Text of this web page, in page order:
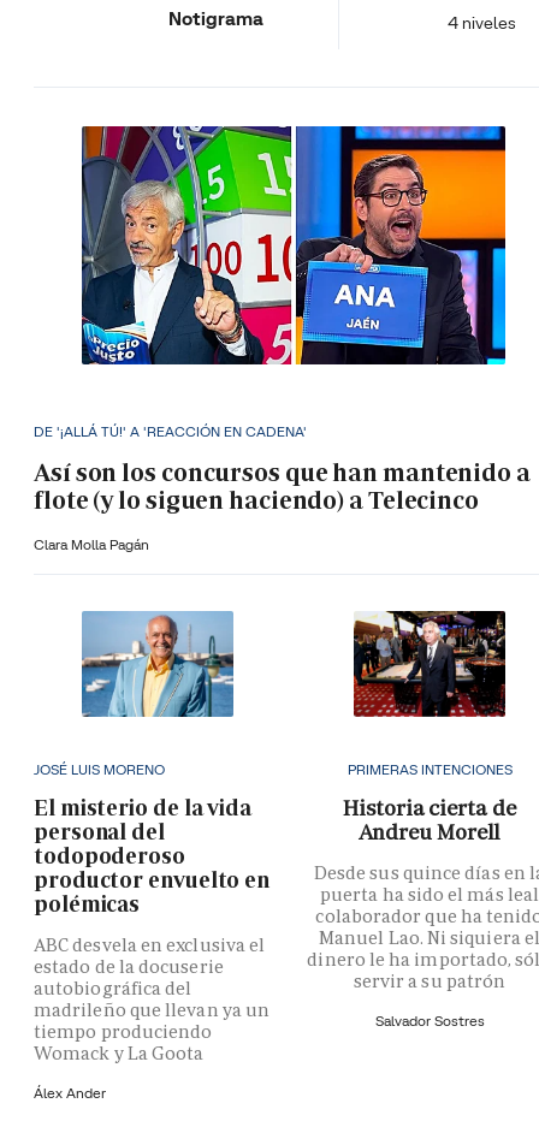
Notigrama 4 niveles
DE '¡ALLÁ TÚ!' A 'REACCIÓN EN CADENA'
Así son los concursos que han mantenido a
flote (y lo siguen haciendo) a Telecinco
Clara Molla Pagán
JOSÉ LUIS MORENO
El misterio de la vida
personal del
todopoderoso
productor envuelto en
polémicas
ABC desvela en exclusiva el
estado de la docuserie
autobiográfica del
madrileño que llevan ya un
tiempo produciendo
Womack y La Goota
Álex Ander
PRIMERAS INTENCIONES
Historia cierta de
Andreu Morell
Desde sus quince días en
puerta ha sido el más leal
colaborador que ha
Manuel Lao. Ni siquiera
dinero le ha importado,
servir a su patrón
Salvador Sostres